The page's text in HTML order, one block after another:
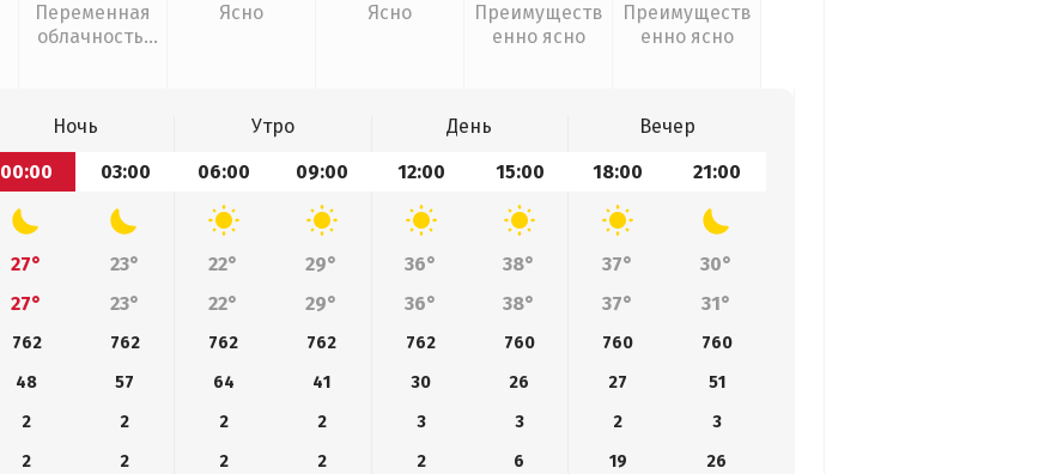
Переменная
облачность,
Ясно Ясно
Преимуществ
енно ясно
Преимуществ
енно ясно
Ночь Утро День
Вечер
00:00
03:00 06:00 09:00 12:00 15:00 18:00 21:00
27° 23° 22° 29° 36° 38° 37°
30°
27°
23° 22° 29° 36° 38° 37° 31°
762 762 762 762 762 760 760
760
48
57 64 41 30 26 27
51
2
2 2 2 3 3 2
3
2
2 2 2 2 6 19 26